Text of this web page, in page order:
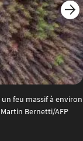
feu massif à environ
Bernetti/AFP